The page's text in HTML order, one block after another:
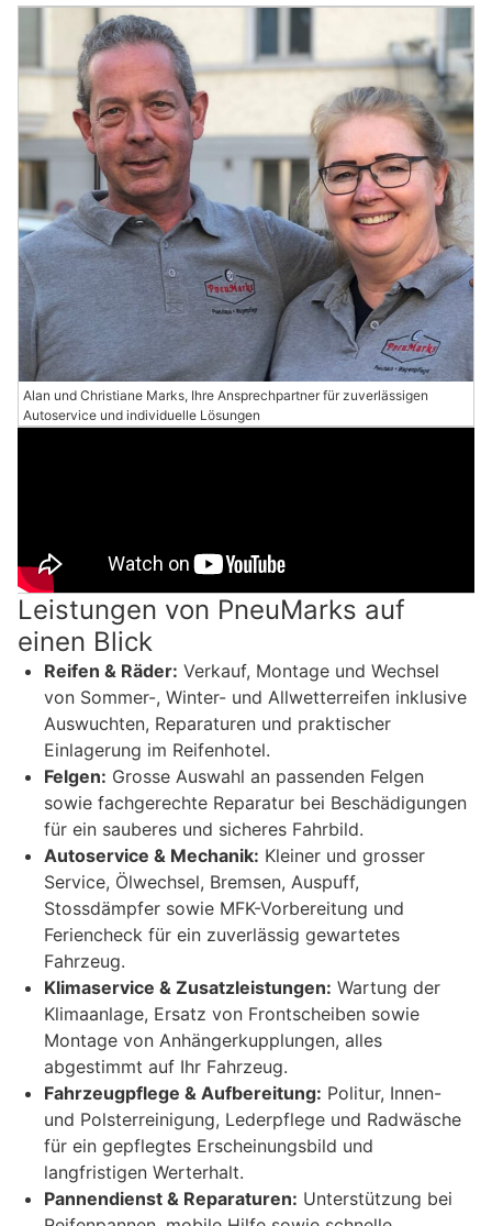
Alan und Christiane Marks, Ihre Ansprechpartner für zuverlässigen
Autoservice und individuelle Lösungen
Leistungen von PneuMarks auf
einen Blick
Reifen & Räder: Verkauf, Montage und Wechsel
von Sommer-, Winter- und Allwetterreifen inklusive
Auswuchten, Reparaturen und praktischer
Einlagerung im Reifenhotel.
Felgen: Grosse Auswahl an passenden Felgen
sowie fachgerechte Reparatur bei Beschädigungen
für ein sauberes und sicheres Fahrbild.
Autoservice & Mechanik: Kleiner und grosser
Service, Ölwechsel, Bremsen, Auspuff,
Stossdämpfer sowie MFK-Vorbereitung und
Feriencheck für ein zuverlässig gewartetes
Fahrzeug.
Klimaservice & Zusatzleistungen: Wartung der
Klimaanlage, Ersatz von Frontscheiben sowie
Montage von Anhängerkupplungen, alles
abgestimmt auf Ihr Fahrzeug.
Fahrzeugpflege & Aufbereitung: Politur, Innen-
und Polsterreinigung, Lederpflege und Radwäsche
für ein gepflegtes Erscheinungsbild und
langfristigen Werterhalt.
Pannendienst & Reparaturen: Unterstützung bei